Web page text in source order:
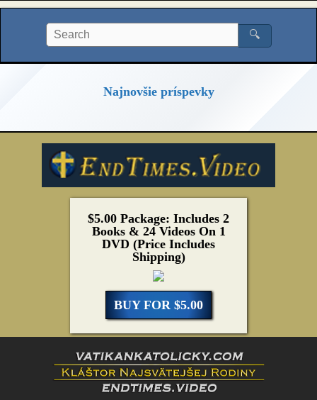
🔍
Najnovšie príspevky
$5.00 Package: Includes 2
Books & 24 Videos On 1
DVD (Price Includes
Shipping)
BUY FOR $5.00